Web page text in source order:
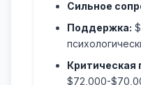
Сильное
Поддержка:
Критическая
$72,000-